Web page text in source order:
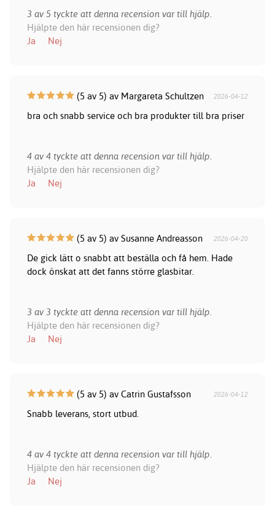
3 av 5 tyckte att denna recension var till hjälp.
Hjälpte den här recensionen dig?
Ja
Nej
(5 av 5) av Margareta Schultzen 2026-04-12
bra och snabb service och bra produkter till bra priser
4 av 4 tyckte att denna recension var till hjälp.
Hjälpte den här recensionen dig?
Ja
Nej
(5 av 5) av Susanne Andreasson 2026-04-20
De gick lätt o snabbt att beställa och få hem. Hade
dock önskat att det fanns större glasbitar.
3 av 3 tyckte att denna recension var till hjälp.
Hjälpte den här recensionen dig?
Ja
Nej
(5 av 5) av Catrin Gustafsson 2026-04-12
Snabb leverans, stort utbud.
4 av 4 tyckte att denna recension var till hjälp.
Hjälpte den här recensionen dig?
Ja
Nej